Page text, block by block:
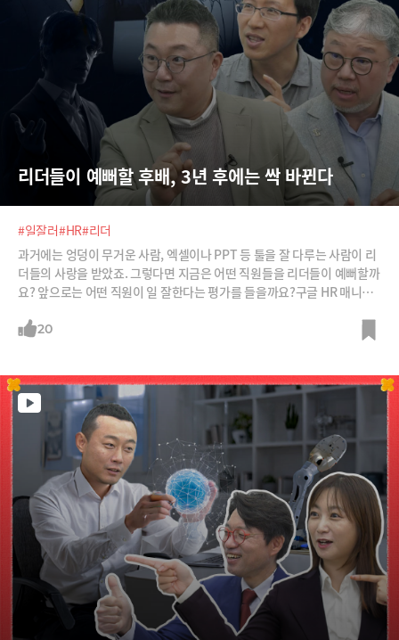
리더들이 예뻐할 후배, 3년 후에는 싹 바뀐다
#일잘러#HR#리더
과거에는 엉덩이 무거운 사람, 엑셀이나 PPT 등 툴을 잘 다루는 사람이 리
더들의 사랑을 받았죠. 그렇다면 지금은 어떤 직원들을 리더들이 예뻐할까
요? 앞으로는 어떤 직원이 일 잘한다는 평가를 들을까요?구글 HR 매니저,
전 삼성전자 상무로부터 들어봅니다. 과연 지금 일잘러, 미래의 일자러들
20